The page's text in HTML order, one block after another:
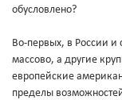
обусловлено?
Во-первых, в России и
массово, а другие
европейские
пределы